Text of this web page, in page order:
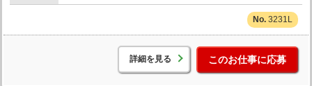
3231L
詳細を見る このお仕事に応募